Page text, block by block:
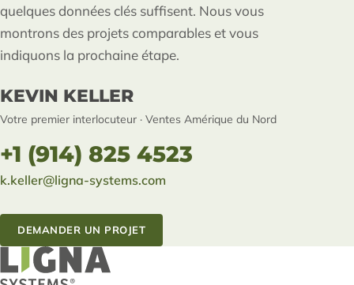
quelques données clés suffisent. Nous vous
montrons des projets comparables et vous
indiquons la prochaine étape.
KEVIN KELLER
Votre premier interlocuteur · Ventes Amérique du Nord
+1 (914) 825 4523
k.keller@ligna-systems.com
DEMANDER UN PROJET